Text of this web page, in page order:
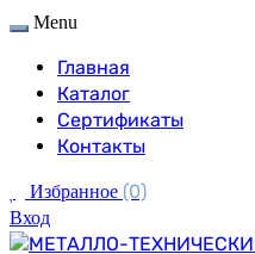
Menu
Главная
Каталог
Сертификаты
Контакты
Избранное (0)
Вход